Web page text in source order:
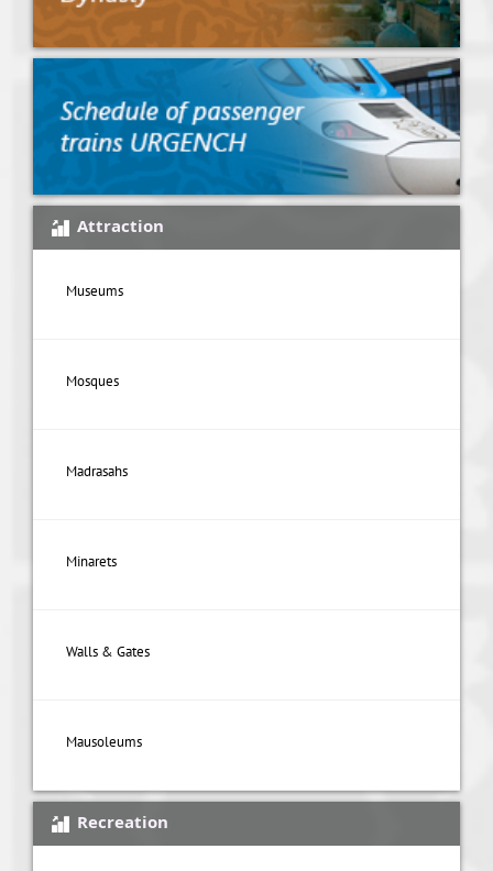
Attraction
Museums
Mosques
Madrasahs
Minarets
Walls & Gates
Mausoleums
Recreation